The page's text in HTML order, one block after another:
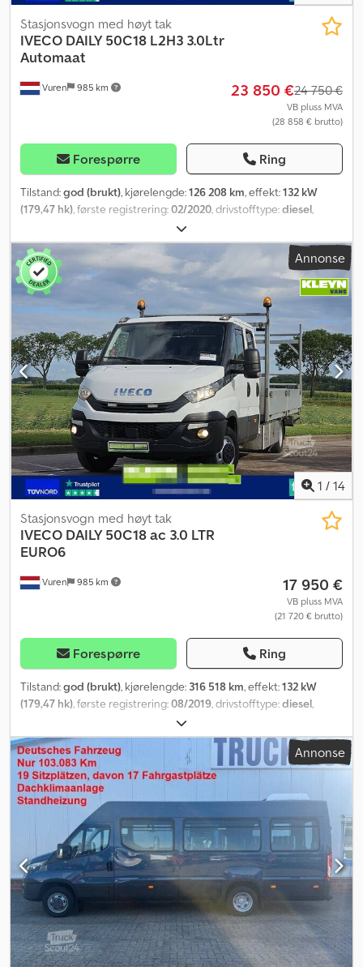
Vuren 985 km
Stasjonsvogn med høyt tak
IVECO DAILY 50C18 L2H3 3.0Ltr
Automaat
23 850 €24 750 €
VB pluss MVA
(28 858 € brutto)
Forespørre Ring
Tilstand:god (brukt), kjørelengde:126 208 km, effekt:132 kW
(179,47 hk), første registrering:02/2020, drivstofftype:diesel,
, akselkonfigurasjon:
3 520 mm, drivstoff:diesel, farge:hvit, førerhus:daghytte, girtype:
automatisk
, utslippsklasse: Euro 6, fjæring: , antall seter:3,
total lengde:6 300 mm , total bredde: 2 100 mm, total høyde:3 100
mm, lasteromslengde:3 530 mm, lasteplassbredde:1 800 mm,
lasteromshøyde:
2 200 mm, Byggeår:2020, Utstyr:ABS, Bluetooth,
aircondition, antispinnsystem, cruise control, elektrisk
justerbart speil, elektrisk vindusregulering, navigasjonssystem,
sentral låsing, tilhengerkobling,
Annonse
1 / 14
Vuren 985 km
Stasjonsvogn med høyt tak
IVECO DAILY 50C18 ac 3.0 LTR
EURO6
17 950 €
VB pluss MVA
(21 720 € brutto)
Forespørre Ring
Tilstand:god (brukt), kjørelengde: 316 518 km, effekt:132 kW
(179,47 hk), første registrering:08/2019, drivstofftype:diesel,
, akselkonfigurasjon:
4 350 mm, drivstoff:diesel, farge:hvit, førerhus:daghytte, girtype:
mekanisk, antall gir:6 , utslippsklasse: , fjæring:annen, antall
seter:6, total lengde:7 600 mm, total bredde:2 200 mm, total
høyde:2 660 mm
2 140 mm, lasteromshøyde:400 mm, Byggeår:2019
ABS,
Apple CarPlay, Bluetooth, aircondition, antispinnsystem, cruise
control, elektrisk justerbart speil, elektrisk vindusregulering,
sentral låsing, tilhengerkobling,
Annonse